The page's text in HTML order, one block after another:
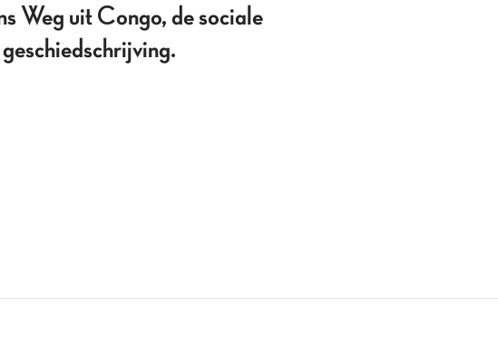
Weg uit Congo, de sociale